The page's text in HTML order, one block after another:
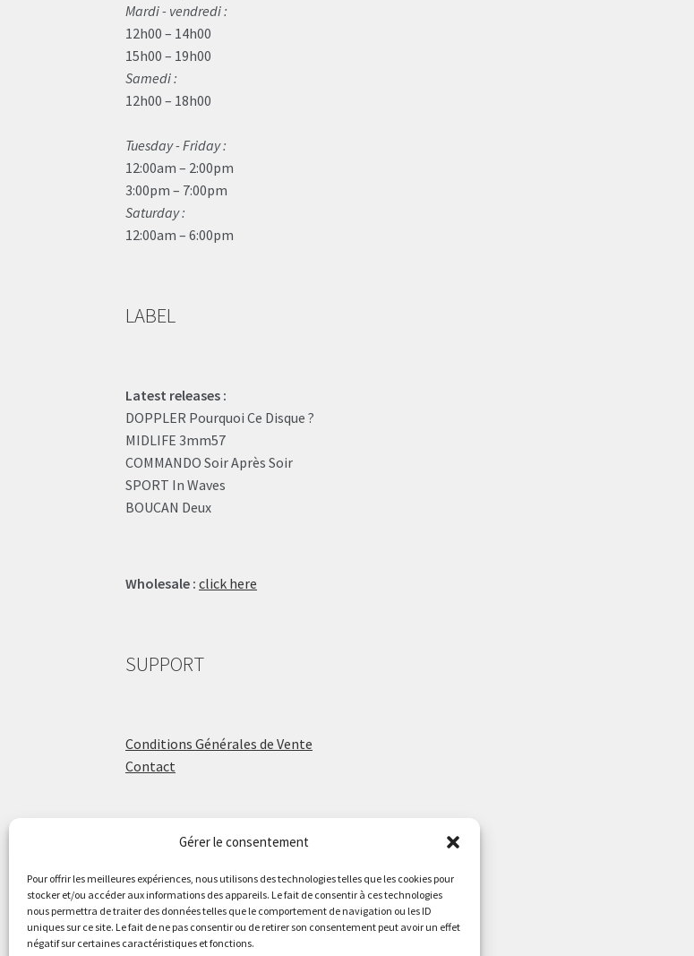
Gérer le consentement
Pour offrir les meilleures expériences, nous utilisons des technologies telles que les cookies pour
stocker et/ou accéder aux informations des appareils. Le fait de consentir à ces technologies
nous permettra de traiter des données telles que le comportement de navigation ou les ID
uniques sur ce site. Le fait de ne pas consentir ou de retirer son consentement peut avoir un effet
négatif sur certaines caractéristiques et fonctions.
Mardi - vendredi :
12h00 – 14h00
15h00 – 19h00
Samedi :
12h00 – 18h00
Tuesday - Friday :
12:00am – 2:00pm
3:00pm – 7:00pm
Saturday :
12:00am – 6:00pm
LABEL
Latest releases :
DOPPLER Pourquoi Ce Disque ?
MIDLIFE 3mm57
COMMANDO Soir Après Soir
SPORT In Waves
BOUCAN Deux
Wholesale : click here
SUPPORT
Conditions Générales de Vente
Contact
ÉCOLE DE BATTERIE
Raphaël Aboulker
raphaelaboulker.com